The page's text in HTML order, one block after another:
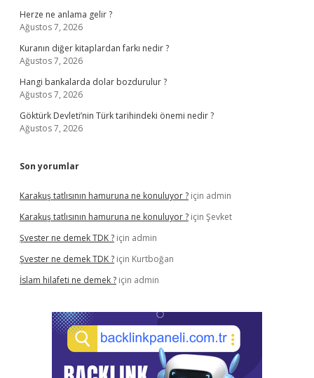
Herze ne anlama gelir ?
Ağustos 7, 2026
Kuranın diğer kitaplardan farkı nedir ?
Ağustos 7, 2026
Hangi bankalarda dolar bozdurulur ?
Ağustos 7, 2026
Göktürk Devleti’nin Türk tarihindeki önemi nedir ?
Ağustos 7, 2026
Son yorumlar
Karakuş tatlısının hamuruna ne konuluyor ? için admin
Karakuş tatlısının hamuruna ne konuluyor ? için Şevket
Şvester ne demek TDK ? için admin
Şvester ne demek TDK ? için Kurtboğan
İslam hilafeti ne demek ? için admin